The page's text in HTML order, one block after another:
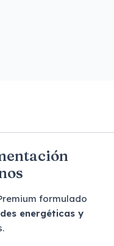
formulado
energéticas y